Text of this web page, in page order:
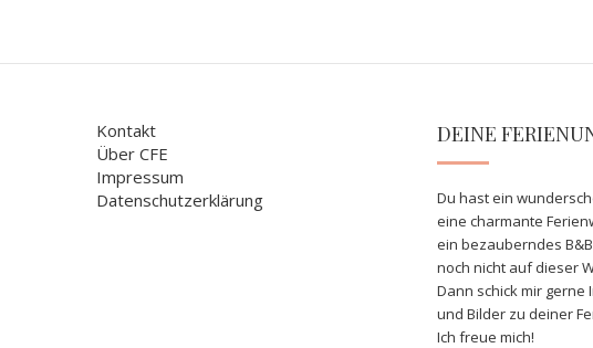
Kontakt
Über CFE
Impressum
Datenschutzerklärung
DEINE
Du hast ein
eine charmante
ein bezauberndes
noch nicht auf dieser
Dann schick mir gerne
und Bilder zu deiner
Ich freue mich!